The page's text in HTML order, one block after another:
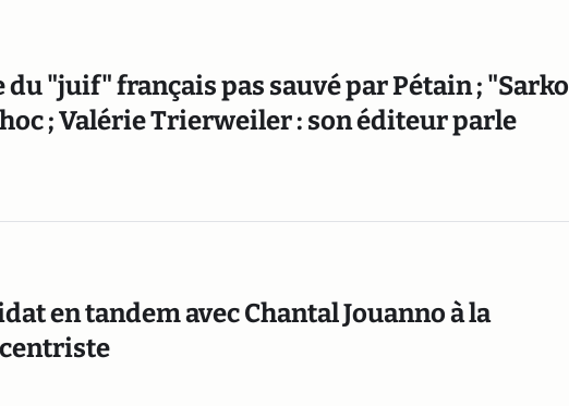
"juif" français pas sauvé par Pétain ; "Sarko
; Valérie Trierweiler : son éditeur parle
en tandem avec Chantal Jouanno à la